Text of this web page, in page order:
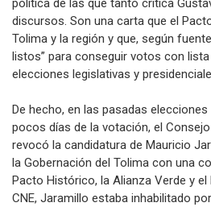
política de las que tanto critica
discursos. Son una carta que el
Tolima y la región y que, según
listos” para conseguir votos con
elecciones legislativas y
De hecho, en las pasadas
pocos días de la votación, el
revocó la candidatura de Mauricio
la Gobernación del Tolima con una
Pacto Histórico, la Alianza Verde y el
CNE, Jaramillo estaba inhabilitado